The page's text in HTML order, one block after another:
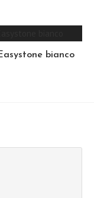
bianco